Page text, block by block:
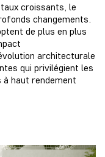
croissants, le
changements.
de plus en plus
architecturale
qui privilégient les
à haut rendement